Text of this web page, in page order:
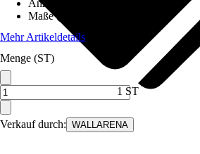
Verkauf durch: WALLARENA
Anzahl der Teile
Maße (BxH)
Mehr Artikeldetails
Menge (ST)
1 ST